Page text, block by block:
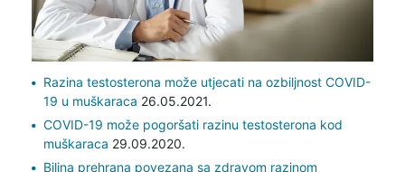
Razina testosterona može utjecati na ozbiljnost COVID-
19 u muškaraca 26.05.2021.
COVID-19 može pogoršati razinu testosterona kod
muškaraca 29.09.2020.
Biljna prehrana povezana sa zdravom razinom